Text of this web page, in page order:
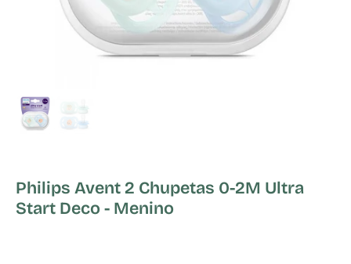
Philips Avent 2 Chupetas 0-2M Ultra
Start Deco - Menino